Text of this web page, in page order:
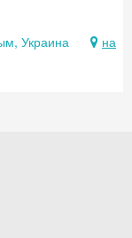
Украина
на